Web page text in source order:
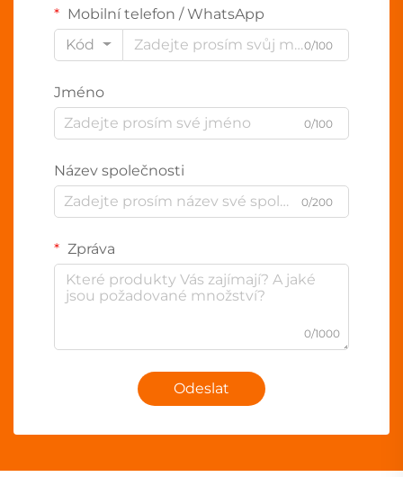
Mobilní telefon / WhatsApp
Kód
0/100
Jméno
0/100
Název společnosti
0/200
Zpráva
0/1000
Odeslat